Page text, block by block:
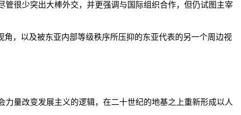
很少突出大棒外交，并更强调与国际组织合作，但仍试图主宰
，以及被东亚内部等级秩序所压抑的东亚代表的另一个周边视
量改变发展主义的逻辑，在二十世纪的地基之上重新形成以人